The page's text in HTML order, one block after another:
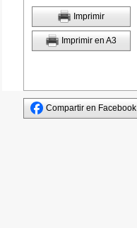
Imprimir
Imprimir en A3
Compartir en Facebook